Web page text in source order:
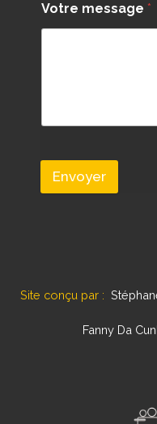
Votre message *
Envoyer
Site conçu par :
Fanny Da